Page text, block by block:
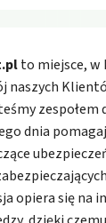
to miejsce,
naszych
zespołem
dnia
opiera się na